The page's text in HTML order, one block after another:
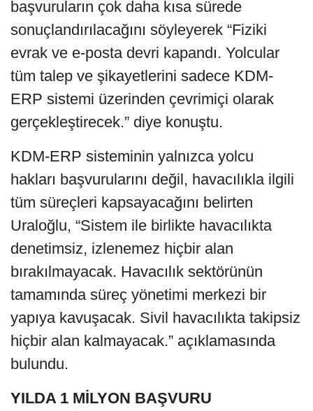
başvuruların çok daha kısa sürede
sonuçlandırılacağını söyleyerek “Fiziki
evrak ve e-posta devri kapandı. Yolcular
tüm talep ve şikayetlerini sadece KDM-
ERP sistemi üzerinden çevrimiçi olarak
gerçekleştirecek.” diye konuştu.
KDM-ERP sisteminin yalnızca yolcu
hakları başvurularını değil, havacılıkla ilgili
tüm süreçleri kapsayacağını belirten
Uraloğlu, “Sistem ile birlikte havacılıkta
denetimsiz, izlenemez hiçbir alan
bırakılmayacak. Havacılık sektörünün
tamamında süreç yönetimi merkezi bir
yapıya kavuşacak. Sivil havacılıkta takipsiz
hiçbir alan kalmayacak.” açıklamasında
bulundu.
YILDA 1 MİLYON BAŞVURU